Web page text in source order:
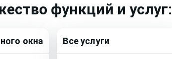
функций и услуг:
окна Все услуги